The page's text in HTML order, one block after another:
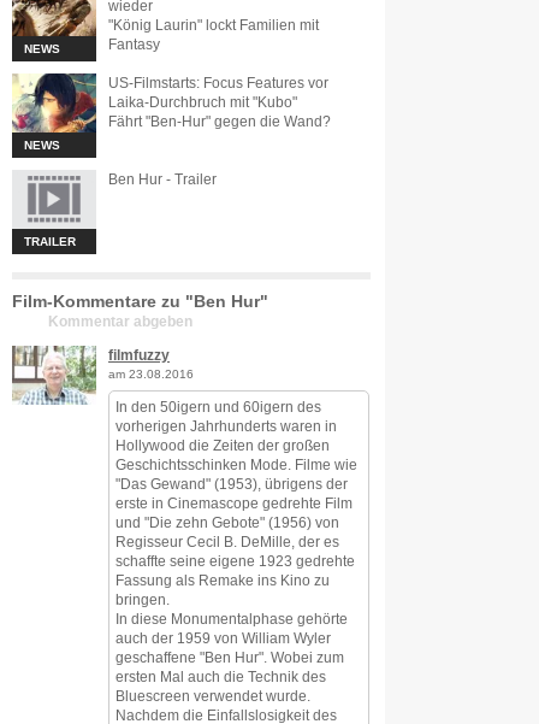
NEWS
wieder
"König Laurin" lockt Familien mit
Fantasy
NEWS
US-Filmstarts: Focus Features vor
Laika-Durchbruch mit "Kubo"
Fährt "Ben-Hur" gegen die Wand?
TRAILER
Ben Hur - Trailer
Film-Kommentare zu "Ben Hur"
Kommentar abgeben
filmfuzzy
am 23.08.2016
In den 50igern und 60igern des
vorherigen Jahrhunderts waren in
Hollywood die Zeiten der großen
Geschichtsschinken Mode. Filme wie
"Das Gewand" (1953), übrigens der
erste in Cinemascope gedrehte Film
und "Die zehn Gebote" (1956) von
Regisseur Cecil B. DeMille, der es
schaffte seine eigene 1923 gedrehte
Fassung als Remake ins Kino zu
bringen.
In diese Monumentalphase gehörte
auch der 1959 von William Wyler
geschaffene "Ben Hur". Wobei zum
ersten Mal auch die Technik des
Bluescreen verwendet wurde.
Nachdem die Einfallslosigkeit des